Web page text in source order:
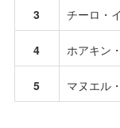
3 チーロ・
4 ホアキン
5 マヌエル